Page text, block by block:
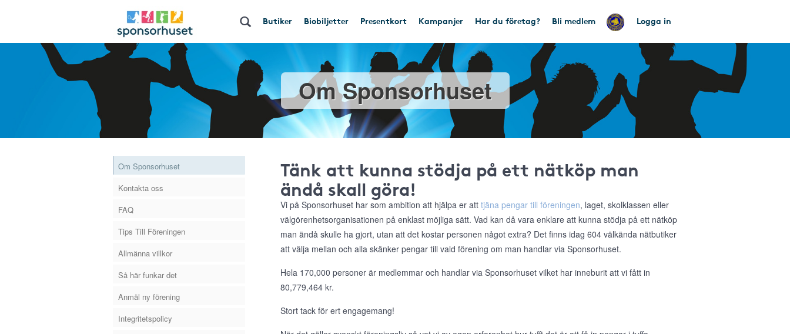
Butiker Biobiljetter Presentkort Kampanjer Har du företag? Bli medlem Logga in
Om Sponsorhuset
Om Sponsorhuset
Kontakta oss
FAQ
Tips Till Föreningen
Allmänna villkor
Så här funkar det
Anmäl ny förening
Integritetspolicy
Tänk att kunna stödja på ett nätköp man
ändå skall göra!
Vi på Sponsorhuset har som ambition att hjälpa er att tjäna pengar till föreningen, laget, skolklassen eller
välgörenhetsorganisationen på enklast möjliga sätt. Vad kan då vara enklare att kunna stödja på ett nätköp
man ändå skulle ha gjort, utan att det kostar personen något extra? Det finns idag 604 välkända nätbutiker
att välja mellan och alla skänker pengar till vald förening om man handlar via Sponsorhuset.
Hela 170,000 personer är medlemmar och handlar via Sponsorhuset vilket har inneburit att vi fått in
80,779,464 kr.
Stort tack för ert engagemang!